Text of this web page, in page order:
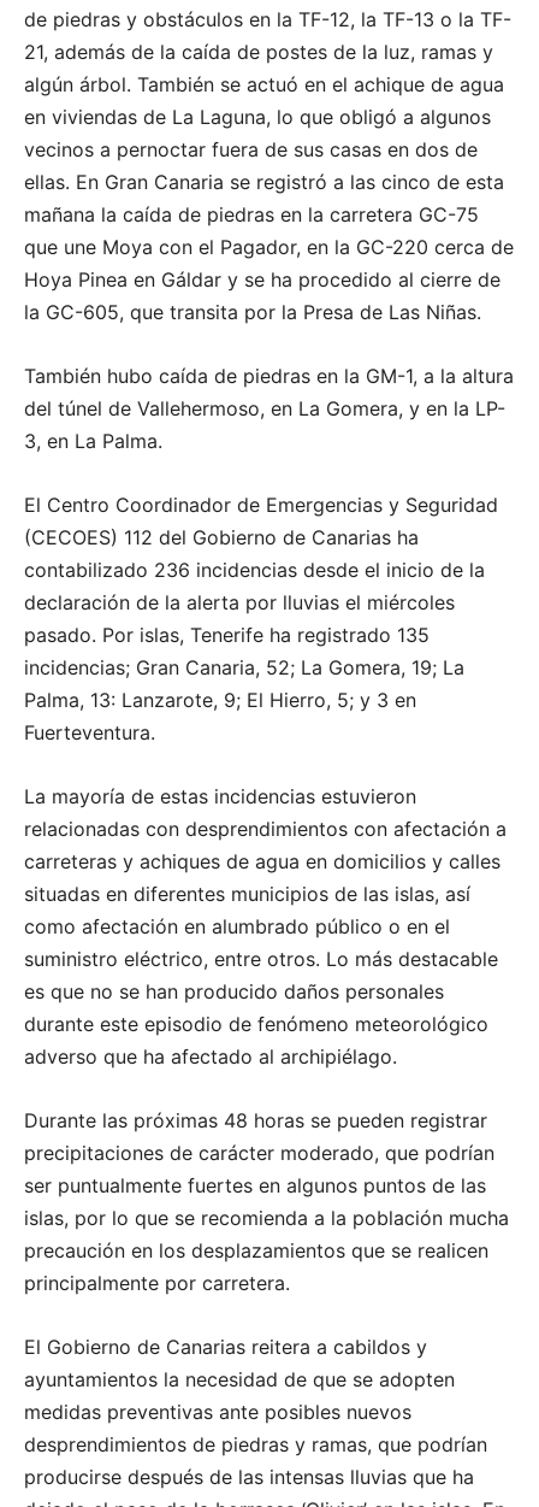
de piedras y obstáculos en la TF-12, la TF-13 o la TF-
21, además de la caída de postes de la luz, ramas y
algún árbol. También se actuó en el achique de agua
en viviendas de La Laguna, lo que obligó a algunos
vecinos a pernoctar fuera de sus casas en dos de
ellas. En Gran Canaria se registró a las cinco de esta
mañana la caída de piedras en la carretera GC-75
que une Moya con el Pagador, en la GC-220 cerca de
Hoya Pinea en Gáldar y se ha procedido al cierre de
la GC-605, que transita por la Presa de Las Niñas.
También hubo caída de piedras en la GM-1, a la altura
del túnel de Vallehermoso, en La Gomera, y en la LP-
3, en La Palma.
El Centro Coordinador de Emergencias y Seguridad
(CECOES) 112 del Gobierno de Canarias ha
contabilizado 236 incidencias desde el inicio de la
declaración de la alerta por lluvias el miércoles
pasado. Por islas, Tenerife ha registrado 135
incidencias; Gran Canaria, 52; La Gomera, 19; La
Palma, 13: Lanzarote, 9; El Hierro, 5; y 3 en
Fuerteventura.
La mayoría de estas incidencias estuvieron
relacionadas con desprendimientos con afectación a
carreteras y achiques de agua en domicilios y calles
situadas en diferentes municipios de las islas, así
como afectación en alumbrado público o en el
suministro eléctrico, entre otros. Lo más destacable
es que no se han producido daños personales
durante este episodio de fenómeno meteorológico
adverso que ha afectado al archipiélago.
Durante las próximas 48 horas se pueden registrar
precipitaciones de carácter moderado, que podrían
ser puntualmente fuertes en algunos puntos de las
islas, por lo que se recomienda a la población mucha
precaución en los desplazamientos que se realicen
principalmente por carretera.
El Gobierno de Canarias reitera a cabildos y
ayuntamientos la necesidad de que se adopten
medidas preventivas ante posibles nuevos
desprendimientos de piedras y ramas, que podrían
producirse después de las intensas lluvias que ha